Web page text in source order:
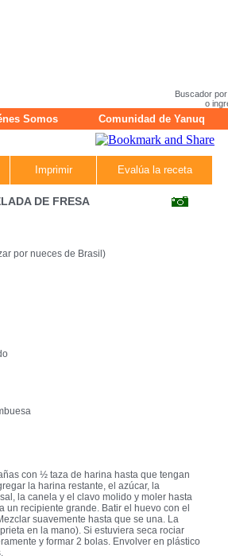
Buscador
o
Somos Comunidad de Yanuq
Imprimir Evalúa la receta
DE FRESA
por nueces de Brasil)
con ½ taza de harina hasta que tengan
la harina restante, el azúcar, la
la canela y el clavo molido y moler hasta
un recipiente grande. Batir el huevo con el
suavemente hasta que se una. La
en la mano). Si estuviera seca rociar
y formar 2 bolas. Envolver en plástico